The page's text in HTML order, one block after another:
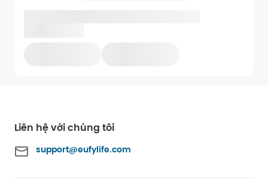
Liên hệ với chúng tôi
support@eufylife.com